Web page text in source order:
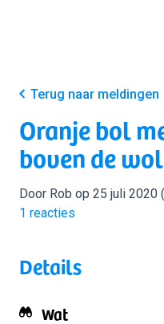
Terug naar meldingen
Oranje bol
boven de
Door Rob op 25 juli 2020
1 reacties
Details
Wat